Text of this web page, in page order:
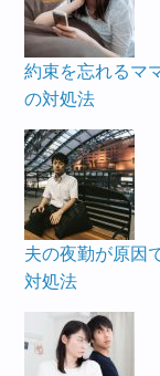
約束を忘れるマ
の対処法
夫の夜勤が原因
対処法